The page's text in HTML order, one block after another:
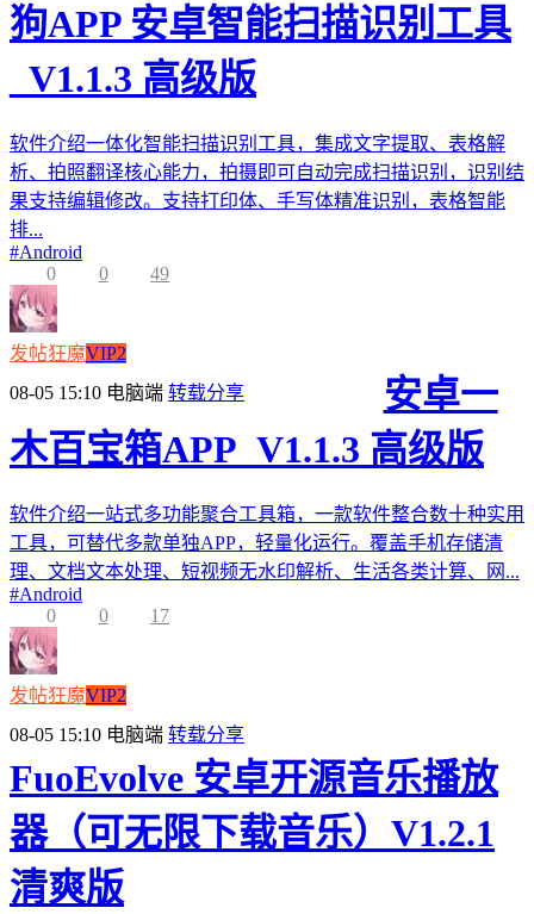
狗APP 安卓智能扫描识别工具
_V1.1.3 高级版
软件介绍一体化智能扫描识别工具，集成文字提取、表格解
析、拍照翻译核心能力，拍摄即可自动完成扫描识别，识别结
果支持编辑修改。支持打印体、手写体精准识别，表格智能
排...
#Android
0
0 49
发帖狂魔VIP2
08-05 15:10 电脑端 转载分享
安卓一
木百宝箱APP_V1.1.3 高级版
软件介绍一站式多功能聚合工具箱，一款软件整合数十种实用
工具，可替代多款单独APP，轻量化运行。覆盖手机存储清
理、文档文本处理、短视频无水印解析、生活各类计算、网...
#Android
0
0 17
发帖狂魔VIP2
08-05 15:10 电脑端 转载分享
FuoEvolve 安卓开源音乐播放
器（可无限下载音乐）V1.2.1
清爽版